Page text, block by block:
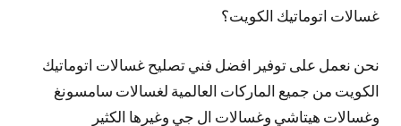
غسالات اتوماتيك الكويت؟
نحن نعمل على توفير افضل فني تصليح غسالات اتوماتيك
الكويت من جميع الماركات العالمية لغسالات سامسونغ
وغسالات هيتاشي وغسالات ال جي وغيرها الكثير